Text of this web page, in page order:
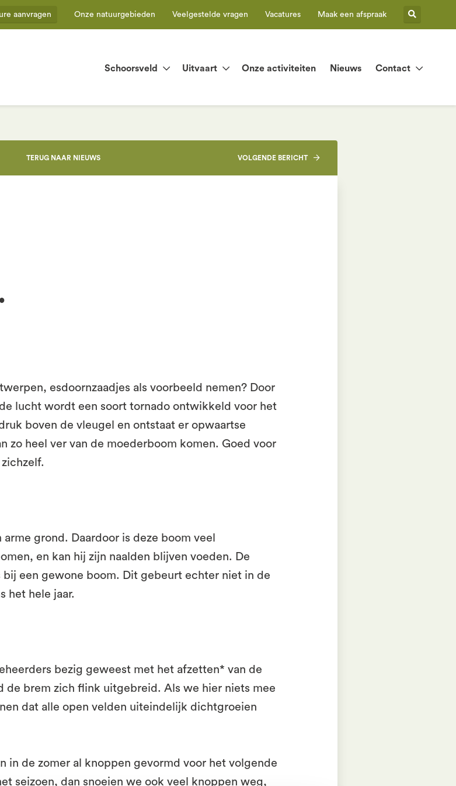
Schoorsveld Uitvaart Onze activiteiten Nieuws Contact
aanvragen Onze natuurgebieden Veelgestelde vragen Vacatures Maak een afspraak
TERUG NAAR NIEUWS VOLGENDEBERICHT
esdoornzaadjes als voorbeeld nemen? Door
lucht wordt een soort tornado ontwikkeld voor het
boven de vleugel en ontstaat er opwaartse
zo heel ver van de moederboom komen. Goed voor
grond. Daardoor is deze boom veel
en kan hij zijn naalden blijven voeden. De
bij een gewone boom. Dit gebeurt echter niet in de
het hele jaar.
bezig geweest met het afzetten* van de
de brem zich flink uitgebreid. Als we hier niets mee
dat alle open velden uiteindelijk dichtgroeien
in de zomer al knoppen gevormd voor het volgende
seizoen, dan snoeien we ook veel knoppen weg,